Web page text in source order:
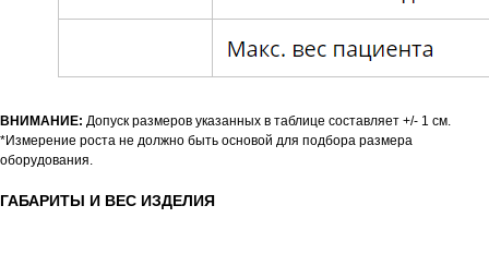
ВНИМАНИЕ: Допуск размеров указанных в таблице составляет +/- 1 см.
*Измерение роста не должно быть основой для подбора размера
оборудования.
ГАБАРИТЫ И ВЕС ИЗДЕЛИЯ